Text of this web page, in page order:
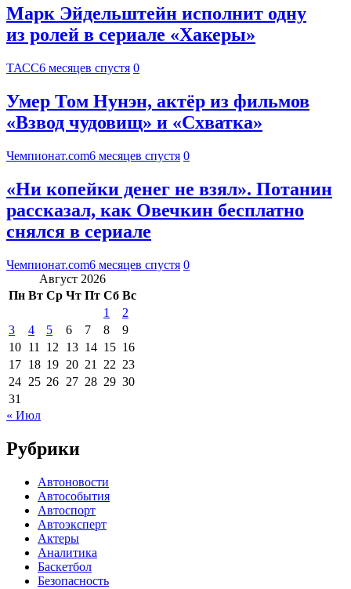
Марк Эйдельштейн исполнит одну
из ролей в сериале «Хакеры»
ТАСС6 месяцев спустя 0
Умер Том Нунэн, актёр из фильмов
«Взвод чудовищ» и «Схватка»
Чемпионат.com6 месяцев спустя 0
«Ни копейки денег не взял». Потанин
рассказал, как Овечкин бесплатно
снялся в сериале
Чемпионат.com6 месяцев спустя 0
Август 2026
Пн Вт Ср Чт Пт Сб Вс
1
2
3
4 5 6 7 8
9
10 11 12 13 14 15 16
17 18 19 20 21 22 23
24 25 26 27 28 29 30
31
« Июл
Рубрики
Автоновости
Автособытия
Автоспорт
Автоэксперт
Актеры
Аналитика
Баскетбол
Безопасность